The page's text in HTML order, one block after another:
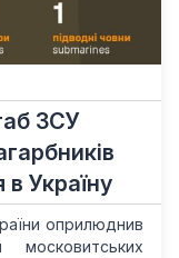
ЗСУ
в Україну
оприлюднив